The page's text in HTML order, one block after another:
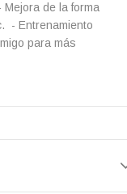
de la forma
- Entrenamiento
para más